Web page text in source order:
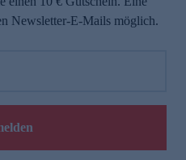
Newsletter-E-Mails möglich.